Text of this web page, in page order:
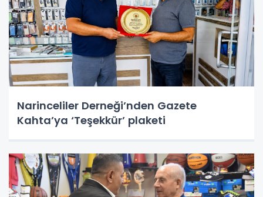
Narinceliler Derneği’nden Gazete
Kahta’ya ‘Teşekkür’ plaketi